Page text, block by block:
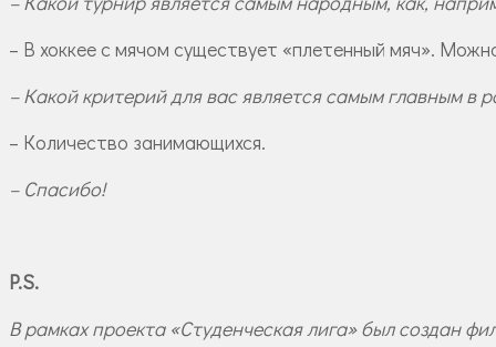
– В хоккее с мячом существует «плетенный мяч».
– Какой критерий для вас является самым главным в
– Количество занимающихся.
– Спасибо!
P.S.
В рамках проекта «Студенческая лига» был создан